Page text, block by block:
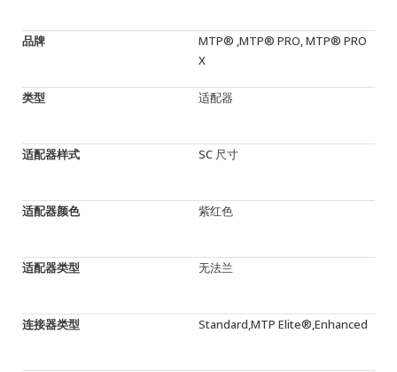
品牌
MTP® ,MTP® PRO, MTP® PRO
X
类型 适配器
适配器样式 SC 尺寸
适配器颜色 紫红色
适配器类型 无法兰
连接器类型 Standard,MTP Elite®,Enhanced